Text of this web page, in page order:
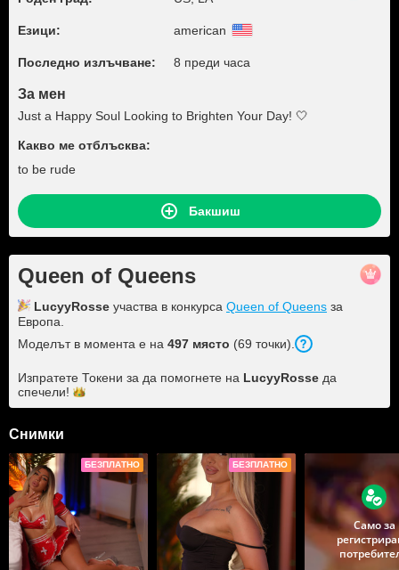
Езици: american
Последно излъчване: 8 преди часа
За мен
Just a Happy Soul Looking to Brighten Your Day! 🤍
Какво ме отблъсква:
to be rude
Бакшиш
Queen of Queens
LucyyRosse участва в конкурса Queen of Queens за
Европа.
Моделът в момента е на 497 място (69 точки).
Изпратете Токени за да помогнете на LucyyRosse да
спечели!
Снимки
БЕЗПЛАТНО БЕЗПЛАТНО
Само за